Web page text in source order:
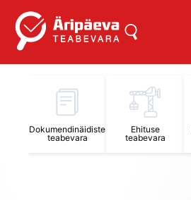
Dokumendinäidiste
teabevara
Ehituse
teabevara